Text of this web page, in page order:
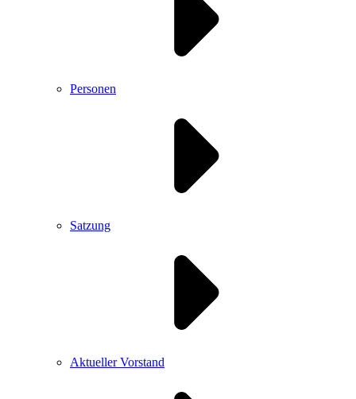
Personen
Satzung
Aktueller Vorstand